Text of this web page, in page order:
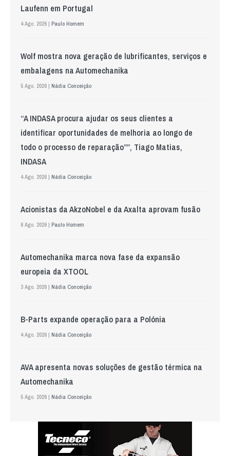
Laufenn em Portugal
4 Ago. 2026 | Paulo Homem
Wolf mostra nova geração de lubrificantes, serviços e
embalagens na Automechanika
5 Ago. 2026 | Nádia Conceição
“A INDASA procura ajudar os seus clientes a
identificar oportunidades de melhoria ao longo de
todo o processo de reparação””, Tiago Matias,
INDASA
4 Ago. 2026 | Nádia Conceição
Acionistas da AkzoNobel e da Axalta aprovam fusão
6 Ago. 2026 | Paulo Homem
Automechanika marca nova fase da expansão
europeia da XTOOL
3 Ago. 2026 | Nádia Conceição
B-Parts expande operação para a Polónia
4 Ago. 2026 | Nádia Conceição
AVA apresenta novas soluções de gestão térmica na
Automechanika
5 Ago. 2026 | Nádia Conceição